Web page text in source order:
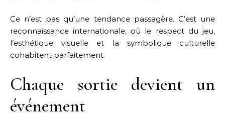
Ce n’est pas qu’une tendance passagère. C’est une
reconnaissance internationale, où le respect du jeu,
l’esthétique visuelle et la symbolique culturelle
cohabitent parfaitement.
Chaque sortie devient un
événement